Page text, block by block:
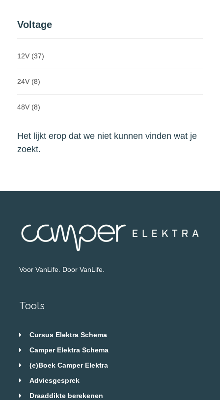
Voltage
12V (37)
24V (8)
48V (8)
Het lijkt erop dat we niet kunnen vinden wat je
zoekt.
Voor VanLife. Door VanLife.
Tools
Cursus Elektra Schema
Camper Elektra Schema
(e)Boek Camper Elektra
Adviesgesprek
Draaddikte berekenen